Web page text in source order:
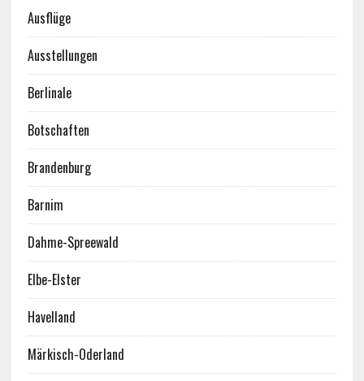
Ausflüge
Ausstellungen
Berlinale
Botschaften
Brandenburg
Barnim
Dahme-Spreewald
Elbe-Elster
Havelland
Märkisch-Oderland